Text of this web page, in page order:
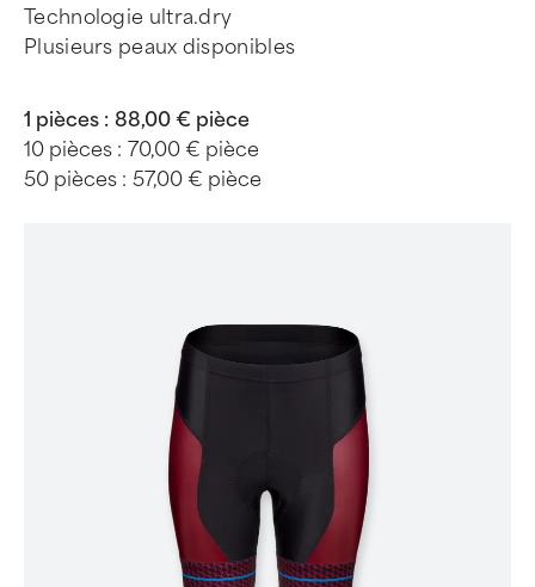
Technologie ultra.dry
Plusieurs peaux disponibles
1 pièces : 88,00 € pièce
10 pièces : 70,00 € pièce
50 pièces : 57,00 € pièce